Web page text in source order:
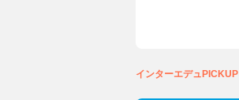
インターエデュPICKUP